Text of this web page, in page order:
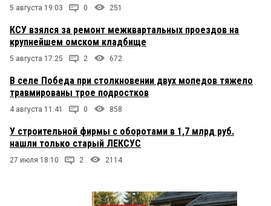
5 августа 19:03 0 251
КСУ взялся за ремонт межквартальных проездов на
крупнейшем омском кладбище
5 августа 17:25 2 672
В селе Победа при столкновении двух мопедов тяжело
травмированы трое подростков
4 августа 11:41 0 858
У строительной фирмы с оборотами в 1,7 млрд руб.
нашли только старый ЛЕКСУС
27 июля 18:10 2 2114